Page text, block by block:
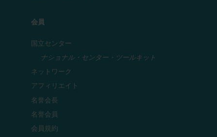
会員
国立センター
ナショナル・センター・ツールキット
ネットワーク
アフィリエイト
名誉会長
名誉会員
会員規約